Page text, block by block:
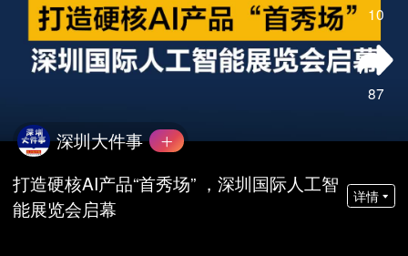
10
87
深圳大件事
打造硬核AI产品“首秀场” ，深圳国际人工智
能展览会启幕
详情